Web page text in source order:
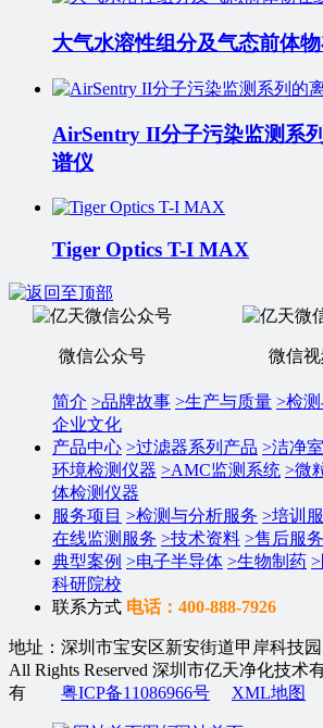
大气水溶性组分及气态前体
AirSentry II分子污染监测系
谱仪
Tiger Optics T-I MAX
微信公众号 微信
简介 >品牌故事 >生产与质量 >检
企业文化
产品中心 >过滤器系列产品 >洁净
环境检测仪器 >AMC监测系统 >微
体检测仪器
服务项目 >检测与分析服务 >培训
在线监测服务 >技术资料 >售后服务
典型案例 >电子半导体 >生物制药 >
科研院校
联系方式 电话：400-888-7926
地址：深圳市宝安区新安街道甲岸科技园
All Rights Reserved 深圳市亿天净化技术
有 粤ICP备11086966号 XML地图